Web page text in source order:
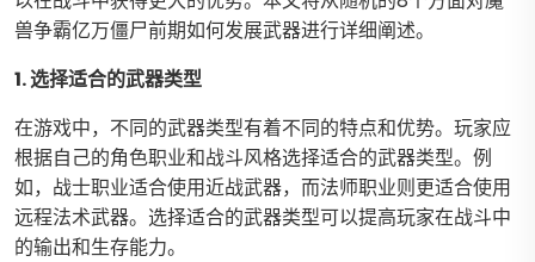
兽争霸亿万僵尸前期如何发展武器进行详细阐述。
1. 选择适合的武器类型
在游戏中，不同的武器类型有着不同的特点和优势。玩家应
根据自己的角色职业和战斗风格选择适合的武器类型。例
如，战士职业适合使用近战武器，而法师职业则更适合使用
远程法术武器。选择适合的武器类型可以提高玩家在战斗中
的输出和生存能力。